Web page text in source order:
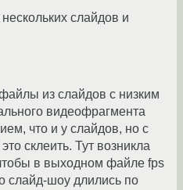
слайдов и
из слайдов с низким
видеофрагмента
что и у слайдов, но с
склеить. Тут возникла
в выходном файле fps
слайд-шоу длились по